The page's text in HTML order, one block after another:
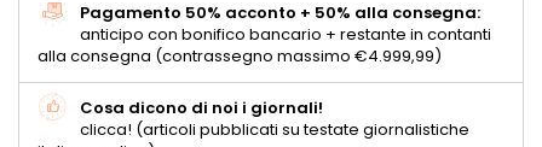
Pagamento 50% acconto + 50% alla consegna:
anticipo con bonifico bancario + restante in contanti
alla consegna (contrassegno massimo €4.999,99)
Cosa dicono di noi i giornali!
clicca! (articoli pubblicati su testate giornalistiche